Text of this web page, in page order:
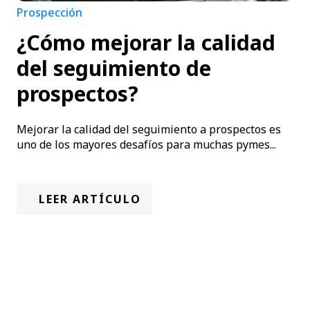
Prospección
¿Cómo mejorar la calidad
del seguimiento de
prospectos?
Mejorar la calidad del seguimiento a prospectos es
uno de los mayores desafíos para muchas pymes...
LEER ARTÍCULO